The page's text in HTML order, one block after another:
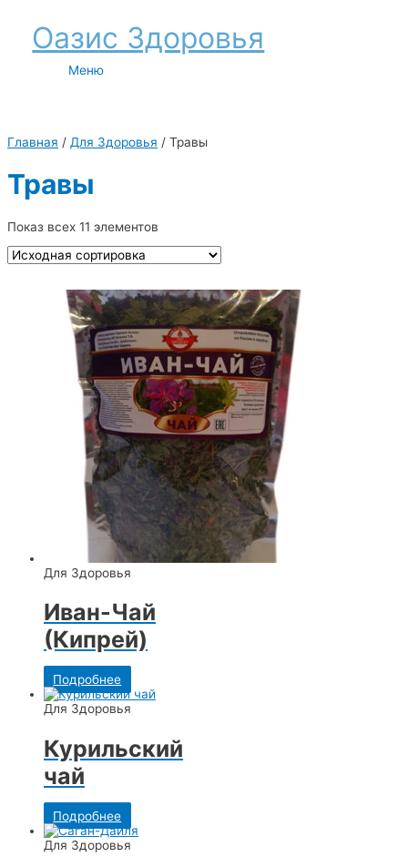
содержимому
Оазис Здоровья
Меню
Меню
Главная / Для Здоровья / Травы
Травы
Показ всех 11 элементов
Для Здоровья
Иван-Чай
(Кипрей)
Подробнее
Для Здоровья
Курильский
чай
Подробнее
Для Здоровья